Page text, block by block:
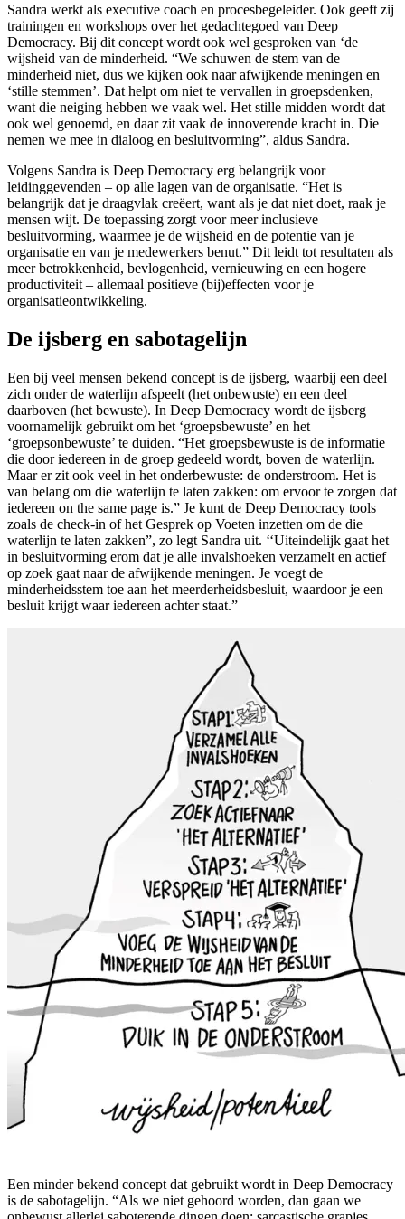
Sandra werkt als executive coach en procesbegeleider. Ook geeft zij
trainingen en workshops over het gedachtegoed van Deep
Democracy. Bij dit concept wordt ook wel gesproken van ‘de
wijsheid van de minderheid. “We schuwen de stem van de
minderheid niet, dus we kijken ook naar afwijkende meningen en
‘stille stemmen’. Dat helpt om niet te vervallen in groepsdenken,
want die neiging hebben we vaak wel. Het stille midden wordt dat
ook wel genoemd, en daar zit vaak de innoverende kracht in. Die
nemen we mee in dialoog en besluitvorming”, aldus Sandra.
Volgens Sandra is Deep Democracy erg belangrijk voor
leidinggevenden – op alle lagen van de organisatie. “Het is
belangrijk dat je draagvlak creëert, want als je dat niet doet, raak je
mensen wijt. De toepassing zorgt voor meer inclusieve
besluitvorming, waarmee je de wijsheid en de potentie van je
organisatie en van je medewerkers benut.” Dit leidt tot resultaten als
meer betrokkenheid, bevlogenheid, vernieuwing en een hogere
productiviteit – allemaal positieve (bij)effecten voor je
organisatieontwikkeling.
De ijsberg en sabotagelijn
Een bij veel mensen bekend concept is de ijsberg, waarbij een deel
zich onder de waterlijn afspeelt (het onbewuste) en een deel
daarboven (het bewuste). In Deep Democracy wordt de ijsberg
voornamelijk gebruikt om het ‘groepsbewuste’ en het
‘groepsonbewuste’ te duiden. “Het groepsbewuste is de informatie
die door iedereen in de groep gedeeld wordt, boven de waterlijn.
Maar er zit ook veel in het onderbewuste: de onderstroom. Het is
van belang om die waterlijn te laten zakken: om ervoor te zorgen dat
iedereen on the same page is.” Je kunt de Deep Democracy tools
zoals de check-in of het Gesprek op Voeten inzetten om de die
waterlijn te laten zakken”, zo legt Sandra uit. ‘‘Uiteindelijk gaat het
in besluitvorming erom dat je alle invalshoeken verzamelt en actief
op zoek gaat naar de afwijkende meningen. Je voegt de
minderheidsstem toe aan het meerderheidsbesluit, waardoor je een
besluit krijgt waar iedereen achter staat.”
Een minder bekend concept dat gebruikt wordt in Deep Democracy
is de sabotagelijn. “Als we niet gehoord worden, dan gaan we